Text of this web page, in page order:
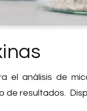
el análisis de
resultados.